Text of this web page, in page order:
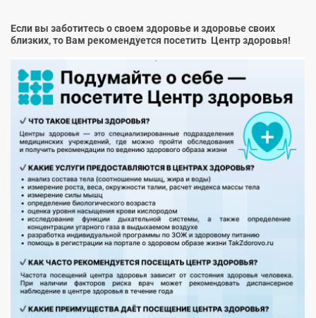
Если вы заботитесь о своем здоровье и здоровье своих
близких, то Вам рекомендуется посетить Центр здоровья!